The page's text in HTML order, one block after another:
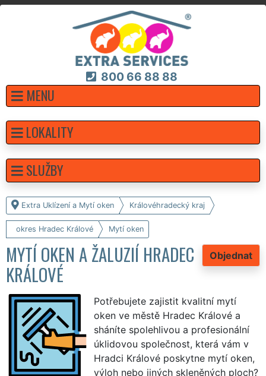
800 66 88 88
MENU
Extra Uklízení a Mytí oken Královéhradecký kraj
okres Hradec Králové Mytí oken
Objednat
MYTÍ OKEN A ŽALUZIÍ HRADEC
KRÁLOVÉ
Potřebujete zajistit kvalitní mytí
oken ve městě Hradec Králové a
sháníte spolehlivou a profesionální
úklidovou společnost, která vám v
Hradci Králové poskytne mytí oken,
výloh nebo jiných skleněných ploch?
LOKALITY
SLUŽBY